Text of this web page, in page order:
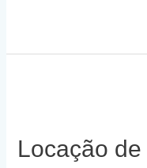
Paulo
Locação